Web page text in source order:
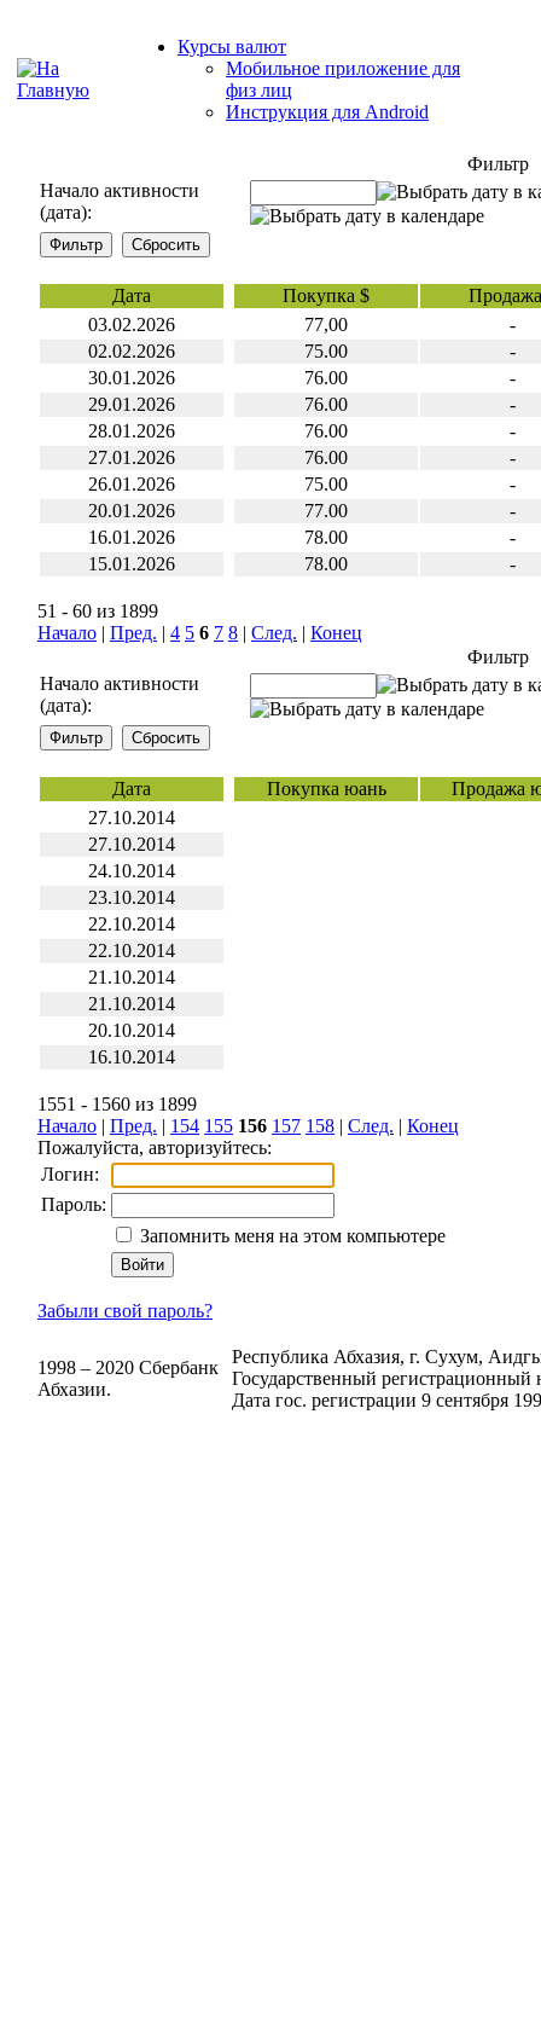
Курсы валют
Мобильное приложение для
физ лиц
Инструкция для Android
Фильтр
Начало активности
(дата):
Дата Покупка $
03.02.2026
77,00
-
02.02.2026
75.00
-
30.01.2026
76.00
-
29.01.2026
76.00
-
28.01.2026
76.00
-
27.01.2026
76.00
-
26.01.2026
75.00
-
20.01.2026
77.00
-
16.01.2026
78.00
-
15.01.2026
78.00 -
51 - 60 из 1899
Начало | Пред. | 4 5 6 7 8 | След. | Конец
Фильтр
Начало активности
(дата):
Дата Покупка юань
Продажа
27.10.2014
27.10.2014
24.10.2014
23.10.2014
22.10.2014
22.10.2014
21.10.2014
21.10.2014
20.10.2014
16.10.2014
1551 - 1560 из 1899
Начало | Пред. | 154 155 156 157 158 | След. | Конец
Пожалуйста, авторизуйтесь:
Логин:
Пароль:
Запомнить меня на этом компьютере
Забыли свой пароль?
1998 – 2020 Сбербанк
Абхазии.
Республика Абхазия, г. Сухум,
Государственный регистрационный
Дата гос. регистрации 9 сентября